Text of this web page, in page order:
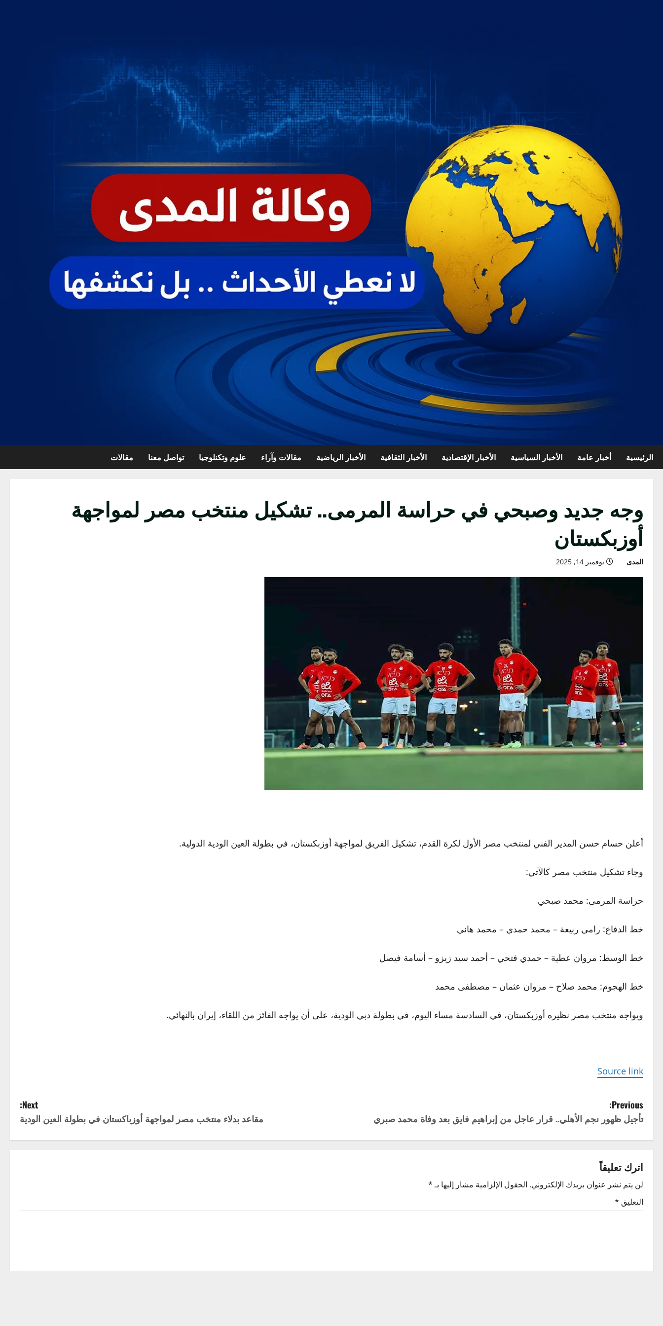
الرئيسية أخبار عامة الأخبار السياسية الأخبار الإقتصادية الأخبار الثقافية الأخبار الرياضية مقالات وآراء علوم وتكنلوجيا تواصل معنا مقالات
وجه جديد وصبحي في حراسة المرمى.. تشكيل منتخب مصر لمواجهة
أوزبكستان
المدى نوفمبر 14, 2025
أعلن حسام حسن المدير الفني لمنتخب مصر الأول لكرة القدم، تشكيل الفريق لمواجهة أوزبكستان، في بطولة العين الودية الدولية.
وجاء تشكيل منتخب مصر كالآتي:
حراسة المرمى: محمد صبحي
خط الدفاع: رامي ربيعة – محمد حمدي – محمد هاني
خط الوسط: مروان عطية – حمدي فتحي – أحمد سيد زيزو – أسامة فيصل
خط الهجوم: محمد صلاح – مروان عثمان – مصطفى محمد
ويواجه منتخب مصر نظيره أوزبكستان، في السادسة مساء اليوم، في بطولة دبي الودية، على أن يواجه الفائز من اللقاء، إيران بالنهائي.
Source link
P
o
s
t
n
a
Previous:
تأجيل ظهور نجم الأهلي.. قرار عاجل من إبراهيم فايق بعد وفاة محمد صبري
Next:
مقاعد بدلاء منتخب مصر لمواجهة أوزباكستان في بطولة العين الودية
اترك تعليقاً
لن يتم نشر عنوان بريدك الإلكتروني. الحقول الإلزامية مشار إليها بـ*
التعليق *